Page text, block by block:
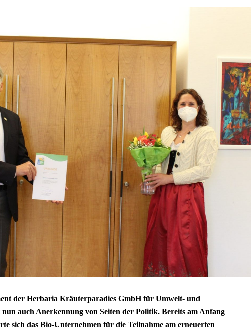
der Herbaria Kräuterparadies GmbH für Umwelt- und
auch Anerkennung von Seiten der Politik. Bereits am Anfang
sich das Bio-Unternehmen für die Teilnahme am erneuerten